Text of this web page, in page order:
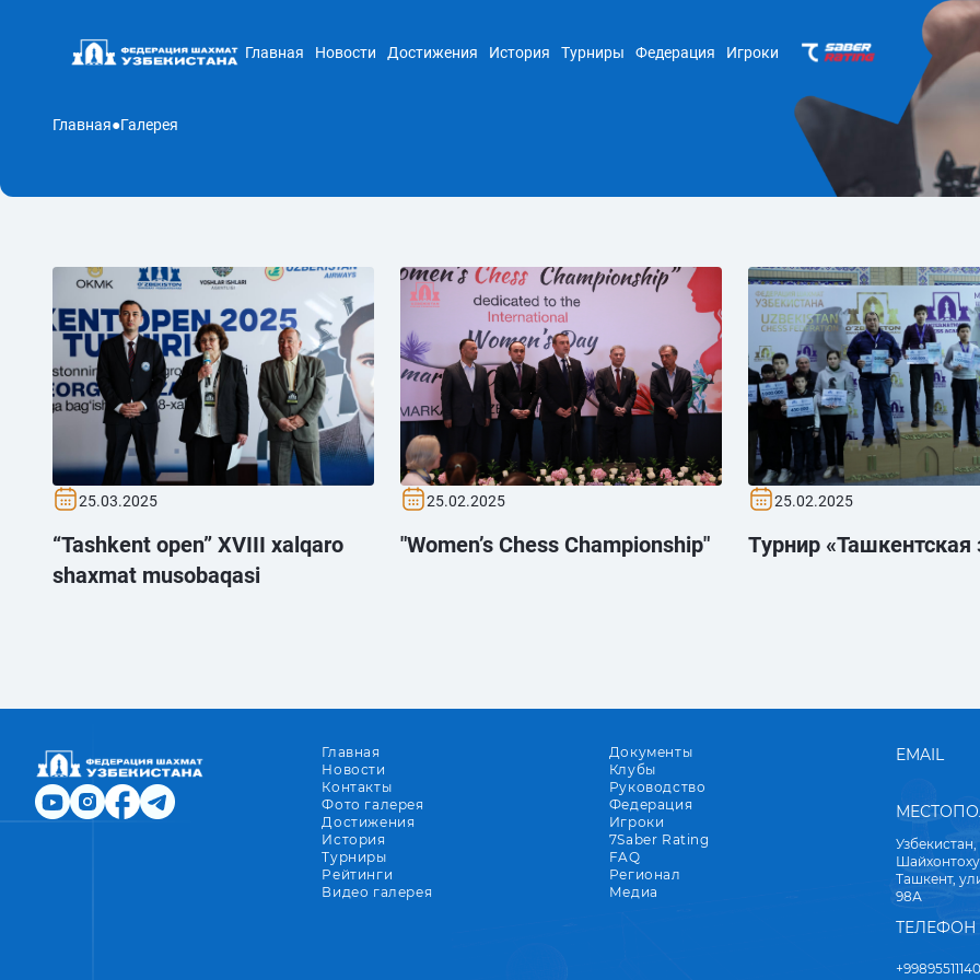
Главная Новости Достижения История Турниры Федерация Игроки
Главная●Галерея
25.03.2025
“Tashkent open” XVIII xalqaro
shaxmat musobaqasi
25.02.2025
"Women’s Chess Championship"
25.02.2025
Tурнир «Ташкентская
Главная
Новости
Контакты
Фото галерея
Достижения
История
Турниры
Рейтинги
Видео галерея
Документы
Клубы
Руководство
Федерация
Игроки
7Saber Rating
FAQ
Регионал
Медиа
EMAIL
Ташкент,
98А